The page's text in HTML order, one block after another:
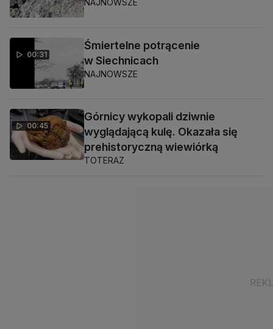
NAJNOWSZE
00:31
Śmiertelne potrącenie
w Siechnicach
NAJNOWSZE
00:45
Górnicy wykopali dziwnie
wyglądającą kulę. Okazała się
prehistoryczną wiewiórką
TOTERAZ